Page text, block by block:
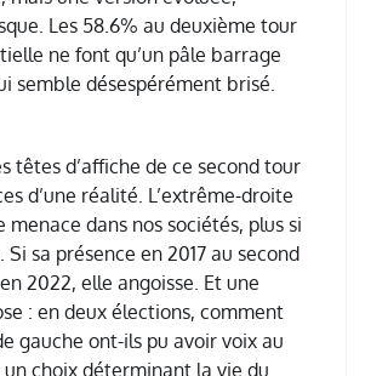
Les 58.6% au deuxième tour
ne font qu’un pâle barrage
semble désespérément brisé.
têtes d’affiche de ce second tour
d’une réalité. L’extrême-droite
menace dans nos sociétés, plus si
Si sa présence en 2017 au second
2022, elle angoisse. Et une
: en deux élections, comment
gauche ont-ils pu avoir voix au
choix déterminant la vie du